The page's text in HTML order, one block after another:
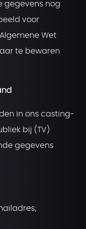
gegevens nog
voor
Wet
te bewaren
in ons casting-
bij (TV)
gegevens